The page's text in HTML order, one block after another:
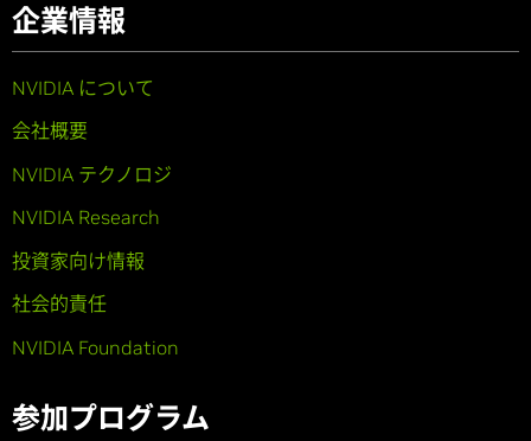
企業情報
NVIDIA について
会社概要
NVIDIA テクノロジ
NVIDIA Research
投資家向け情報
社会的責任
NVIDIA Foundation
参加プログラム